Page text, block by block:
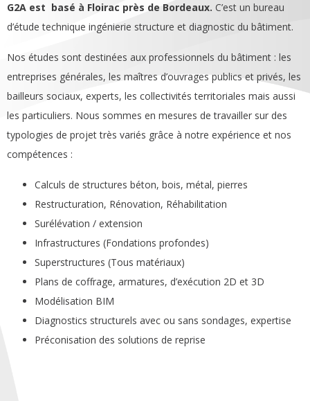
G2A est basé à Floirac près de Bordeaux. C’est un bureau
d’étude technique ingénierie structure et diagnostic du bâtiment.
Nos études sont destinées aux professionnels du bâtiment : les
entreprises générales, les maîtres d’ouvrages publics et privés, les
bailleurs sociaux, experts, les collectivités territoriales mais aussi
les particuliers. Nous sommes en mesures de travailler sur des
typologies de projet très variés grâce à notre expérience et nos
compétences :
Calculs de structures béton, bois, métal, pierres
Restructuration, Rénovation, Réhabilitation
Surélévation / extension
Infrastructures (Fondations profondes)
Superstructures (Tous matériaux)
Plans de coffrage, armatures, d’exécution 2D et 3D
Modélisation BIM
Diagnostics structurels avec ou sans sondages, expertise
Préconisation des solutions de reprise